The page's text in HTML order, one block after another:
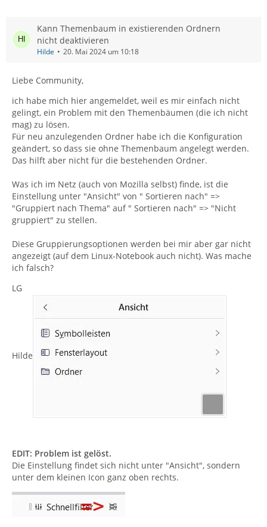
Kann Themenbaum in existierenden Ordnern
nicht deaktivieren
Hilde 20. Mai 2024 um 10:18
Liebe Community,
ich habe mich hier angemeldet, weil es mir einfach nicht
gelingt, ein Problem mit den Themenbäumen (die ich nicht
mag) zu lösen.
Für neu anzulegenden Ordner habe ich die Konfiguration
geändert, so dass sie ohne Themenbaum angelegt werden.
Das hilft aber nicht für die bestehenden Ordner.
Was ich im Netz (auch von Mozilla selbst) finde, ist die
Einstellung unter "Ansicht" von " Sortieren nach" =>
"Gruppiert nach Thema" auf " Sortieren nach" => "Nicht
gruppiert" zu stellen.
Diese Gruppierungsoptionen werden bei mir aber gar nicht
angezeigt (auf dem Linux-Notebook auch nicht). Was mache
ich falsch?
LG
Hilde
EDIT: Problem ist gelöst.
Die Einstellung findet sich nicht unter "Ansicht", sondern
unter dem kleinen Icon ganz oben rechts.